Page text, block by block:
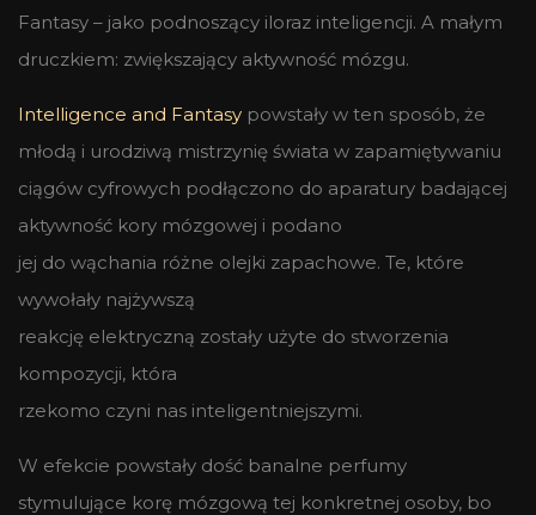
Fantasy – jako podnoszący iloraz inteligencji. A małym
druczkiem: zwiększający aktywność mózgu.
Intelligence and Fantasy powstały w ten sposób, że
młodą i urodziwą mistrzynię świata w zapamiętywaniu
ciągów cyfrowych podłączono do aparatury badającej
aktywność kory mózgowej i podano
jej do wąchania różne olejki zapachowe. Te, które
wywołały najżywszą
reakcję elektryczną zostały użyte do stworzenia
kompozycji, która
rzekomo czyni nas inteligentniejszymi.
W efekcie powstały dość banalne perfumy
stymulujące korę mózgową tej konkretnej osoby, bo